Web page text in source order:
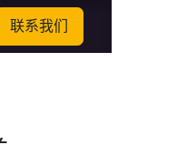
联系我们